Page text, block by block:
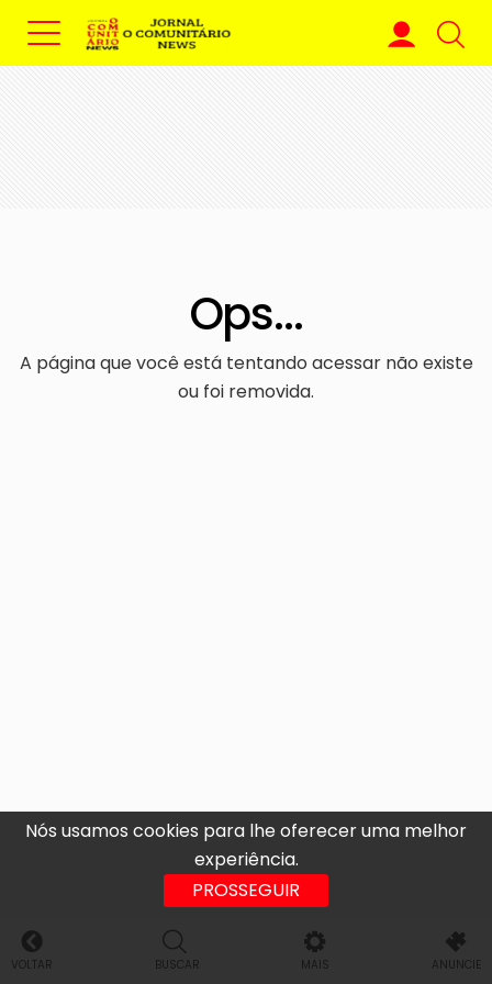
Nós usamos cookies para lhe oferecer uma melhor
experiência.
PROSSEGUIR
Ops...
A página que você está tentando acessar não existe
ou foi removida.
VOLTAR BUSCAR MAIS ANUNCIE